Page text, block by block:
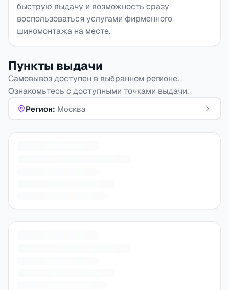
быструю выдачу и возможность сразу
воспользоваться услугами фирменного
шиномонтажа на месте.
Пункты выдачи
Самовывоз доступен в выбранном регионе.
Ознакомьтесь с доступными точками выдачи.
Регион: Москва